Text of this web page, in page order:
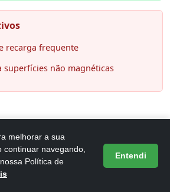
recarga frequente
superfícies não magnéticas
Quadro Branco,
Recarregavel,
melhorar a sua
continuar navegando,
Política de
Entendi